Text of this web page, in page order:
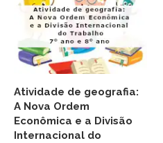
Atividade de geografia:
A Nova Ordem
Econômica e a Divisão
Internacional do